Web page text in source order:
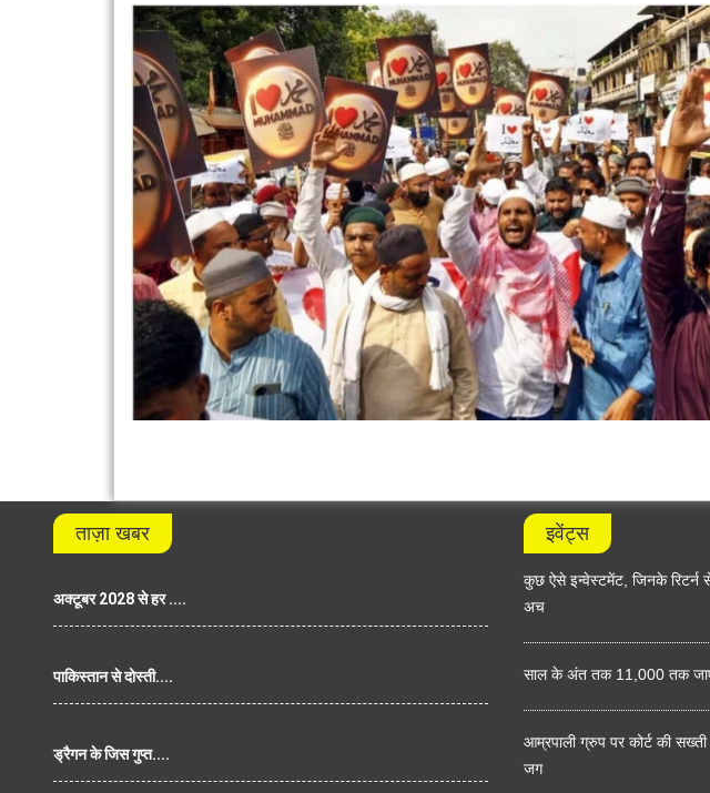
ताज़ा खबर
अक्टूबर 2028 से हर ....
पाकिस्तान से दोस्ती....
ड्रैगन के जिस गुप्त....
इवेंट्स
कुछ ऐसे इन्वेस्टमेंट, जिनके रिटर्न
अच
साल के अंत तक 11,000 तक
आम्रपाली ग्रुप पर कोर्ट की सख्ती
जग